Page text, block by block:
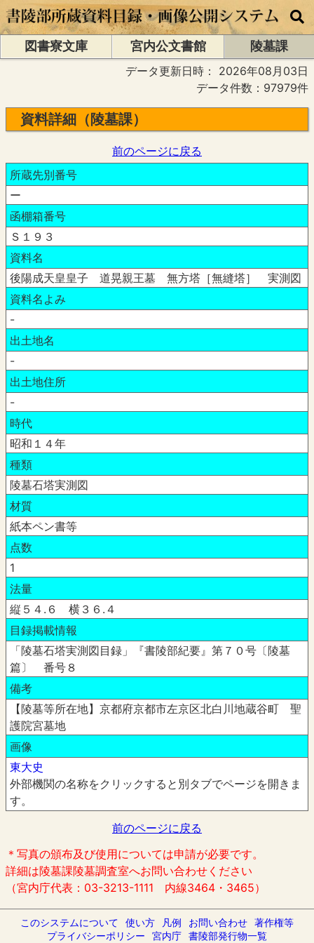
図書寮文庫 宮内公文書館
陵墓課
データ更新日時： 2026年08月03日
データ件数：97979件
資料詳細（陵墓課）
前のページに戻る
所蔵先別番号
ー
函棚箱番号
Ｓ１９３
資料名
後陽成天皇皇子 道晃親王墓 無方塔［無縫塔］ 実測図
資料名よみ
-
出土地名
-
出土地住所
-
時代
昭和１４年
種類
陵墓石塔実測図
材質
紙本ペン書等
点数
1
法量
縦５４.６ 横３６.４
目録掲載情報
「陵墓石塔実測図目録」『書陵部紀要』第７０号〔陵墓
篇〕 番号８
備考
【陵墓等所在地】京都府京都市左京区北白川地蔵谷町 聖
護院宮墓地
画像
東大史
外部機関の名称をクリックすると別タブでページを開きま
す。
前のページに戻る
＊写真の頒布及び使用については申請が必要です。
詳細は陵墓課陵墓調査室へお問い合わせください
（宮内庁代表：03-3213-1111 内線3464・3465）
このシステムについて 使い方 凡例 お問い合わせ 著作権等
プライバシーポリシー
宮内庁 書陵部発行物一覧